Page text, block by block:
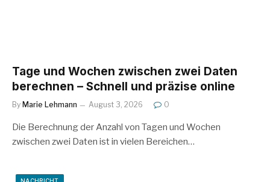
Tage und Wochen zwischen zwei Daten
berechnen – Schnell und präzise online
By Marie Lehmann August 3, 2026 0
Die Berechnung der Anzahl von Tagen und Wochen
zwischen zwei Daten ist in vielen Bereichen…